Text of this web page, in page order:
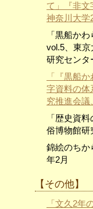
て」『非
神奈川大学
「黒船か
vol.5、東
研究センタ
「『黒船
字資料の体
究推進会議
「歴史資
俗博物館研
錦絵のち
年2月
【その他】
「文久2